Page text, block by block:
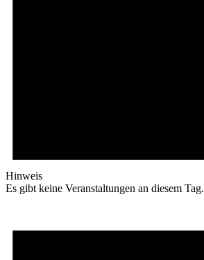
Hinweis
Es gibt keine Veranstaltungen an diesem Tag.